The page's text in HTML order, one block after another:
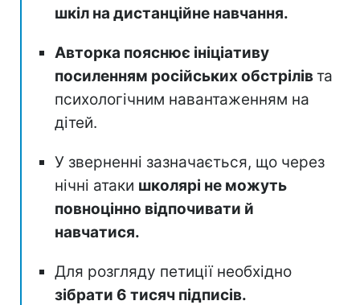
шкіл на дистанційне навчання.
Авторка пояснює ініціативу
посиленням російських обстрілівта
психологічним навантаженням на
дітей.
У зверненні зазначається, що через
нічні атаки школярі не можуть
повноцінно відпочивати й
навчатися.
Для розгляду петиції необхідно
зібрати 6 тисяч підписів.